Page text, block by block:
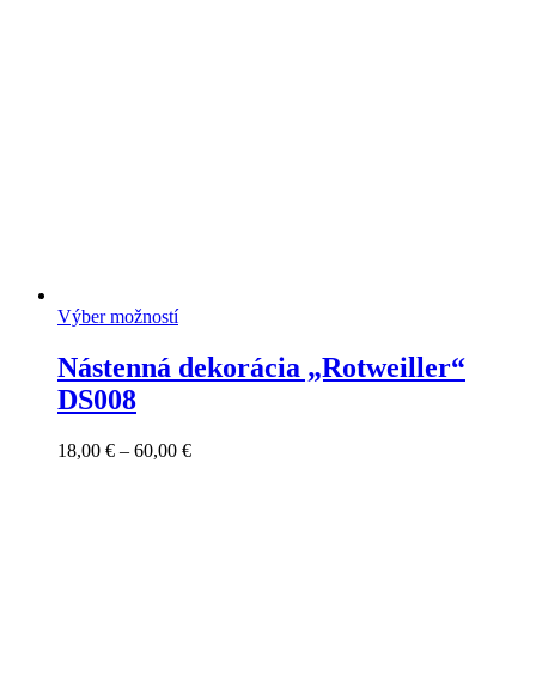
Výber možností
Nástenná dekorácia „Rotweiller“
DS008
18,00 € – 60,00 €Price